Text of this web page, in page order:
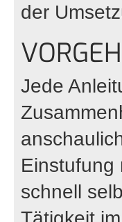
der
Jede
Einstufung
schnell